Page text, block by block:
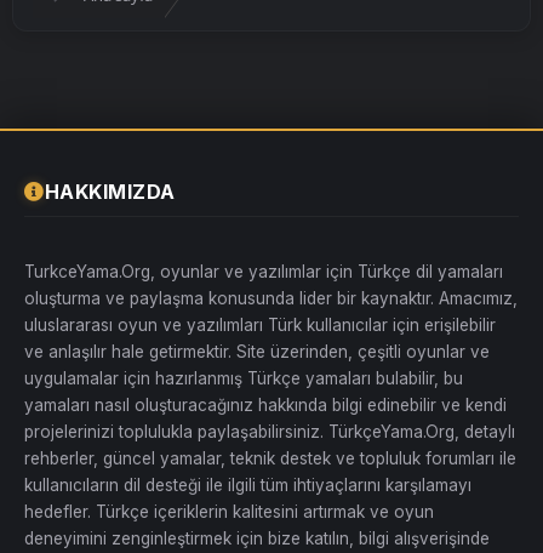
HAKKIMIZDA
TurkceYama.Org, oyunlar ve yazılımlar için Türkçe dil yamaları
oluşturma ve paylaşma konusunda lider bir kaynaktır. Amacımız,
uluslararası oyun ve yazılımları Türk kullanıcılar için erişilebilir
ve anlaşılır hale getirmektir. Site üzerinden, çeşitli oyunlar ve
uygulamalar için hazırlanmış Türkçe yamaları bulabilir, bu
yamaları nasıl oluşturacağınız hakkında bilgi edinebilir ve kendi
projelerinizi toplulukla paylaşabilirsiniz. TürkçeYama.Org, detaylı
rehberler, güncel yamalar, teknik destek ve topluluk forumları ile
kullanıcıların dil desteği ile ilgili tüm ihtiyaçlarını karşılamayı
hedefler. Türkçe içeriklerin kalitesini artırmak ve oyun
deneyimini zenginleştirmek için bize katılın, bilgi alışverişinde